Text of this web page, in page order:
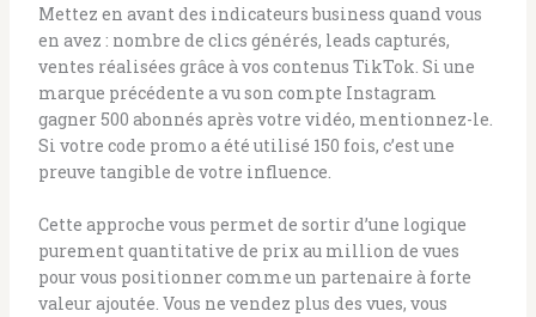
Mettez en avant des indicateurs business quand vous
en avez : nombre de clics générés, leads capturés,
ventes réalisées grâce à vos contenus TikTok. Si une
marque précédente a vu son compte Instagram
gagner 500 abonnés après votre vidéo, mentionnez-le.
Si votre code promo a été utilisé 150 fois, c’est une
preuve tangible de votre influence.
Cette approche vous permet de sortir d’une logique
purement quantitative de prix au million de vues
pour vous positionner comme un partenaire à forte
valeur ajoutée. Vous ne vendez plus des vues, vous